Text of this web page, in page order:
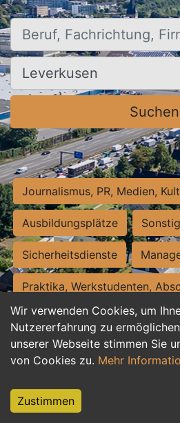
Wir verwenden Cookies, um
Nutzererfahrung zu
unserer Webseite stimmen Sie
von Cookies zu. Mehr
Zustimmen
Beruf, Fachrichtung, Firma
Ort, Stadt
Suchen
Journalismus, PR, Medien,
Ausbildungsplätze
Sicherheitsdienste
Praktika, Werkstudenten,
Personalwesen
Hilfskräfte, Aushilfs- und
Weiterbildung, Studium, duale